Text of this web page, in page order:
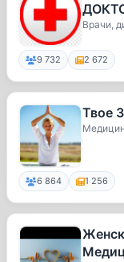
Врачи,
9 732 2 672
Твое
6 864 1 256